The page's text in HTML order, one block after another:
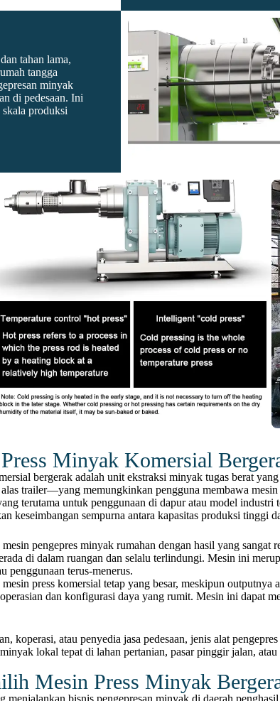
tahan lama,
tangga
minyak
di pedesaan. Ini
skala produksi
Minyak Komersial
bergerak adalah unit ekstraksi minyak tugas berat
trailer—yang memungkinkan pengguna membawa
terutama untuk penggunaan di dapur atau model industri
keseimbangan sempurna antara kapasitas produksi tinggi
pengepres minyak rumahan dengan hasil yang sangat
di dalam ruangan dan selalu terlindungi. Mesin ini
penggunaan terus-menerus.
press komersial tetap yang besar, meskipun
dan konfigurasi daya yang rumit. Mesin ini dapat
koperasi, atau penyedia jasa pedesaan, jenis alat
lokal tepat di lahan pertanian, pasar pinggir jalan,
Mesin Press Minyak
menjalankan bisnis pengepresan minyak di daerah